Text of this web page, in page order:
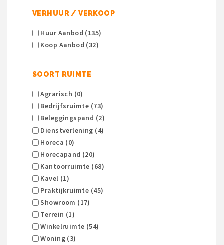
VERHUUR / VERKOOP
Huur Aanbod (135)
Koop Aanbod (32)
SOORT RUIMTE
Agrarisch (0)
Bedrijfsruimte (73)
Beleggingspand (2)
Dienstverlening (4)
Horeca (0)
Horecapand (20)
Kantoorruimte (68)
Kavel (1)
Praktijkruimte (45)
Showroom (17)
Terrein (1)
Winkelruimte (54)
Woning (3)